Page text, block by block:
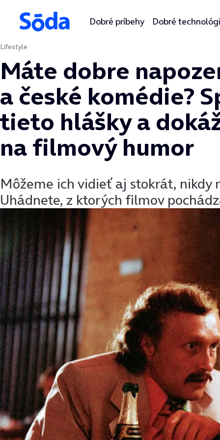
Preskočiť na obsah
Dobré príbehy Dobré
Lifestyle
Máte dobre
a české komédie?
tieto hlášky a
na filmový humor
Môžeme ich vidieť aj stokrát, nikdy
Uhádnete, z ktorých filmov